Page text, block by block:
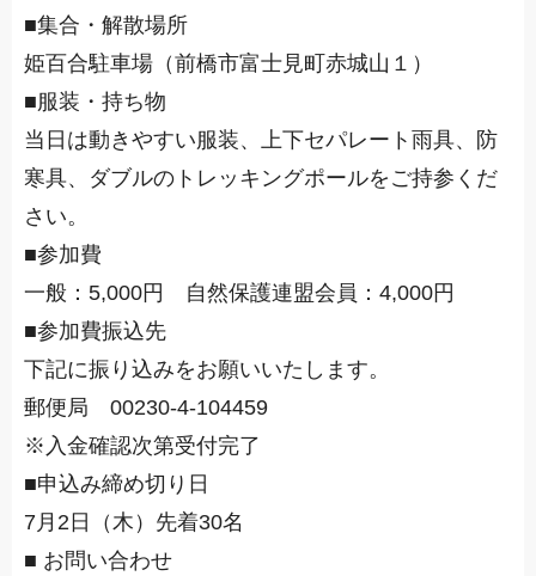
■集合・解散場所
姫百合駐車場（前橋市富士見町赤城山１）
■服装・持ち物
当日は動きやすい服装、
上下セパレート雨具、防
寒具、ダブルのトレッキングポールをご持参くだ
さい。
■参加費
一般：5,000円 自然保護連盟会員：4,000円
■参加費振込先
下記に振り込みをお願いいたします。
郵便局 00230-4-104459
※入金確認次第受付完了
■申込み締め切り日
7月2日（木）先着30名
■ お問い合わせ